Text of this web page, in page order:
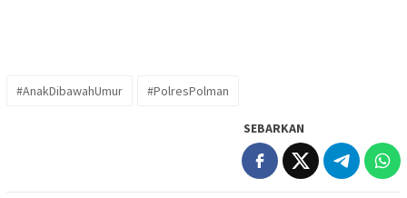
#AnakDibawahUmur #PolresPolman
SEBARKAN